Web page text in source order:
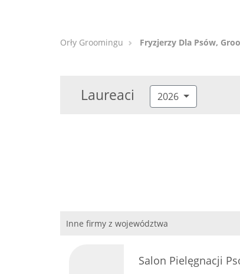
Orły Groomingu Fryzjerzy Dla Psów,
Laureaci 2026
Inne firmy z województwa
Salon Pielęgnacji